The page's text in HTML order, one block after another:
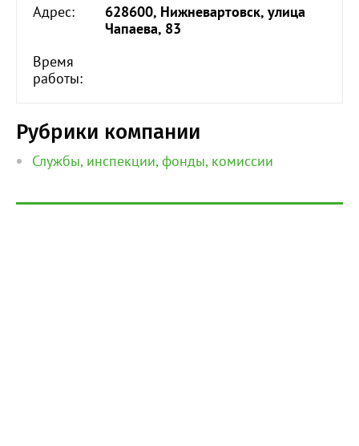
Адрес:
628600, Нижневартовск, улица
Чапаева, 83
Время
работы:
Рубрики компании
Службы, инспекции, фонды, комиссии